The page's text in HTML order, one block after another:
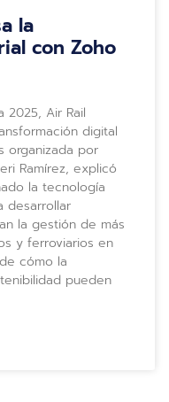
la
con Zoho
2025, Air Rail
digital
organizada por
Ramírez, explicó
la tecnología
desarrollar
la gestión de más
y ferroviarios en
cómo la
pueden